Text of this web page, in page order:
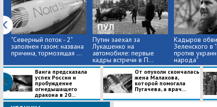
"Северный поток - 2"
заполнен газом: названа
причина, тормозящая ...
Путин заехал за
Лукашенко на
автомобиле: первые
кадры встречи в П...
Кадыров
Зеленского в
против
народа"
Ванга предсказала
успех России и
пробуждение
огнедышащего
дракона в 20...
От опухоли скончалась
жена Малахова,
которой помогала
Пугачева, а врач...